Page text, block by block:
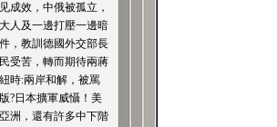
成效，中俄被孤立，
人及一邊打壓一邊暗
，教訓德國外交部長
受苦，轉而期待兩蔣
時:兩岸和解，被罵
?日本擴軍威懾！美
洲，還有許多中下階